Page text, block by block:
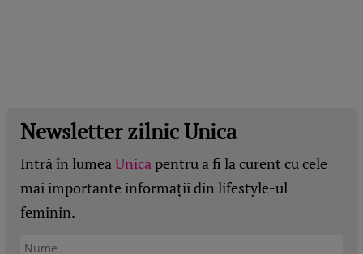
Newsletter zilnic Unica
Intră în lumeaUnicapentru a fi la curent cu cele
mai importante informații din lifestyle-ul
feminin.